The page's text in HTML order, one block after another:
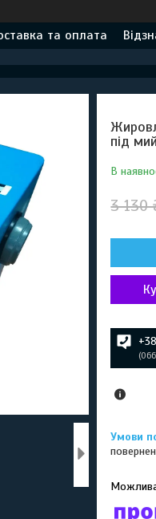
та оплата
під
В
3 130